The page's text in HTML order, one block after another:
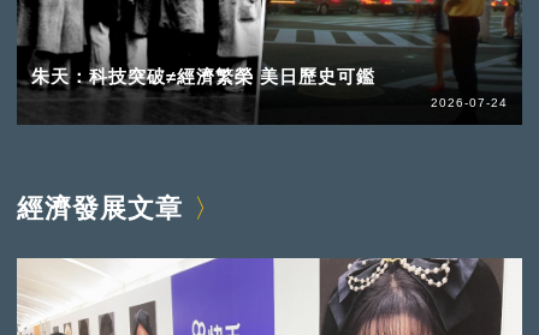
朱天：科技突破≠經濟繁榮 美日歷史可鑑
2026-07-24
經濟發展文章